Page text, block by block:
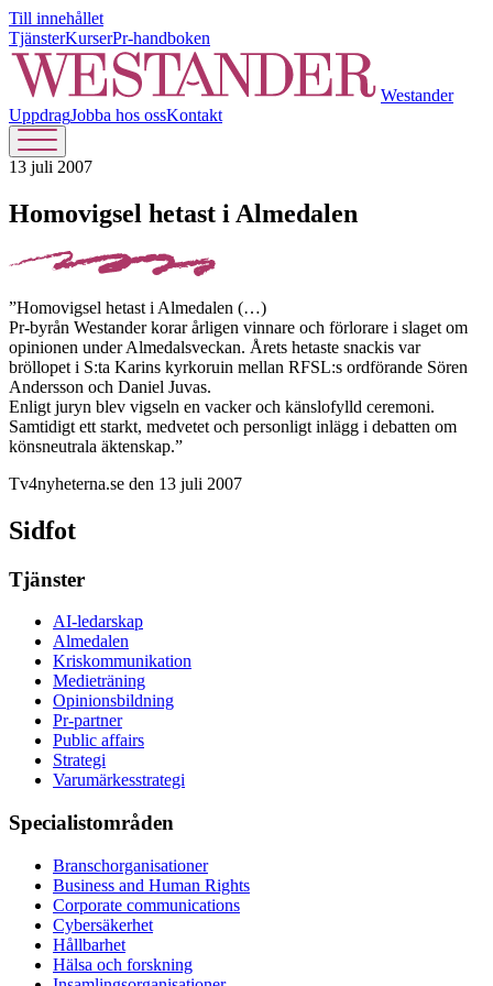
Till innehållet
TjänsterKurserPr-handboken
Westander
UppdragJobba hos ossKontakt
13 juli 2007
Homovigsel hetast i Almedalen
”Homovigsel hetast i Almedalen (…)
Pr-byrån Westander korar årligen vinnare och förlorare i slaget om
opinionen under Almedalsveckan. Årets hetaste snackis var
bröllopet i S:ta Karins kyrkoruin mellan RFSL:s ordförande Sören
Andersson och Daniel Juvas.
Enligt juryn blev vigseln en vacker och känslofylld ceremoni.
Samtidigt ett starkt, medvetet och personligt inlägg i debatten om
könsneutrala äktenskap.”
Tv4nyheterna.se den 13 juli 2007
Sidfot
Tjänster
AI-ledarskap
Almedalen
Kris­kommunikation
Medieträning
Opinionsbildning
Pr-partner
Public affairs
Strategi
Varumärkesstrategi
Specialistområden
Branschorganisationer
Business and Human Rights
Corporate communications
Cybersäkerhet
Hållbarhet
Hälsa och forskning